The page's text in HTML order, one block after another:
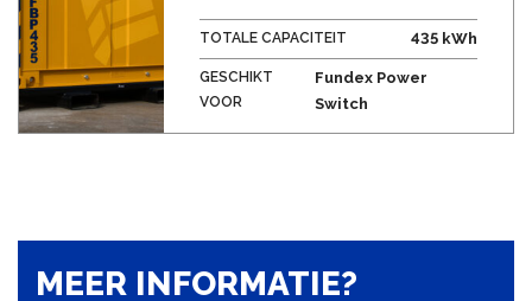
TOTALE CAPACITEIT 435 kWh
GESCHIKT
VOOR
Fundex Power
Switch
MEER INFORMATIE?